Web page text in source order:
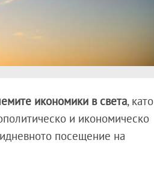
икономики в света, като
и икономическо
посещение на